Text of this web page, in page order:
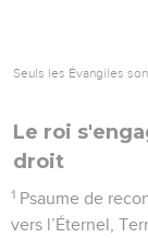
Seuls les Évangiles
Le roi
droit
1 Psaume de
vers l’Éternel,